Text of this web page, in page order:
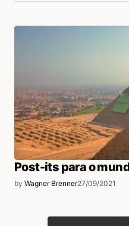
Post-its para o
by Wagner Brenner27/09/2021